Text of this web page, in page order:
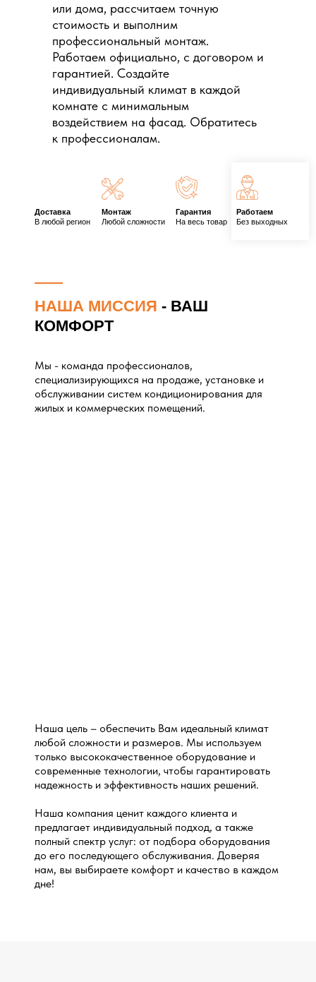
или дома, рассчитаем точную
стоимость и выполним
профессиональный монтаж.
Работаем официально, с договором и
гарантией. Создайте
индивидуальный климат в каждой
комнате с минимальным
воздействием на фасад. Обратитесь
к профессионалам.
Доставка
В любой регион
Монтаж
Любой сложности
Гарантия
На весь товар
Работаем
Без выходных
НАША МИССИЯ - ВАШ
КОМФОРТ
Мы - команда профессионалов,
специализирующихся на продаже, установке и
обслуживании систем кондиционирования для
жилых и коммерческих помещений.
Наша цель – обеспечить Вам идеальный климат
любой сложности и размеров. Мы используем
только высококачественное оборудование и
современные технологии, чтобы гарантировать
надежность и эффективность наших решений.
Наша компания ценит каждого клиента и
предлагает индивидуальный подход, а также
полный спектр услуг: от подбора оборудования
до его последующего обслуживания. Доверяя
нам, вы выбираете комфорт и качество в каждом
дне!